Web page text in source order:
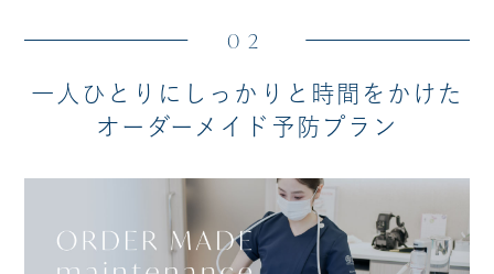
02
一人ひとりにしっかりと時間をかけた
オーダーメイド予防プラン